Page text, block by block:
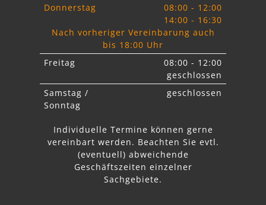
Donnerstag
08:00 - 12:00
14:00 - 16:30
Nach vorheriger Vereinbarung auch
bis 18:00 Uhr
Freitag
08:00 - 12:00
geschlossen
Samstag /
Sonntag
geschlossen
Individuelle Termine können gerne
vereinbart werden. Beachten Sie evtl.
abweichende
Geschäftszeiten einzelner
Sachgebiete.